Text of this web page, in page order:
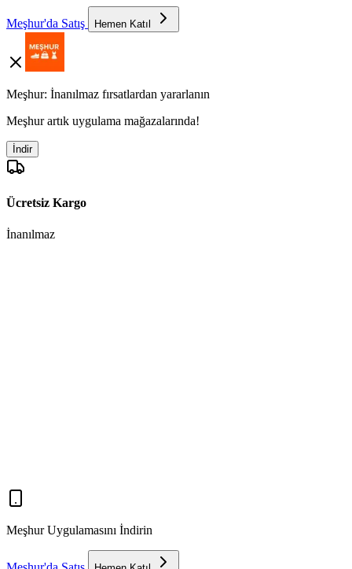
Meşhur'da Satış Hemen Katıl
Meşhur: İnanılmaz fırsatlardan yararlanın
Meşhur artık uygulama mağazalarında!
İndir
Ücretsiz Kargo
İnanılmaz
Meşhur Uygulamasını İndirin